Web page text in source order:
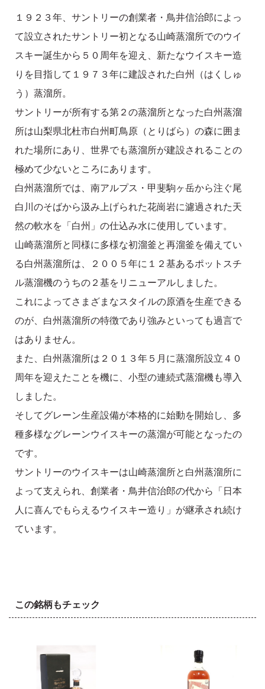
１９２３年、サントリーの創業者・鳥井信治郎によっ
て設立されたサントリー初となる山崎蒸溜所でのウイ
スキー誕生から５０周年を迎え、新たなウイスキー造
りを目指して１９７３年に建設された白州（はくしゅ
う）蒸溜所。
サントリーが所有する第２の蒸溜所となった白州蒸溜
所は山梨県北杜市白州町鳥原（とりばら）の森に囲ま
れた場所にあり、世界でも蒸溜所が建設されることの
極めて少ないところにあります。
白州蒸溜所では、南アルプス・甲斐駒ヶ岳から注ぐ尾
白川のそばから汲み上げられた花崗岩に濾過された天
然の軟水を「白州」の仕込み水に使用しています。
山崎蒸溜所と同様に多様な初溜釜と再溜釜を備えてい
る白州蒸溜所は、２００５年に１２基あるポットスチ
ル蒸溜機のうちの２基をリニューアルしました。
これによってさまざまなスタイルの原酒を生産できる
のが、白州蒸溜所の特徴であり強みといっても過言で
はありません。
また、白州蒸溜所は２０１３年５月に蒸溜所設立４０
周年を迎えたことを機に、小型の連続式蒸溜機も導入
しました。
そしてグレーン生産設備が本格的に始動を開始し、多
種多様なグレーンウイスキーの蒸溜が可能となったの
です。
サントリーのウイスキーは山崎蒸溜所と白州蒸溜所に
よって支えられ、創業者・鳥井信治郎の代から「日本
人に喜んでもらえるウイスキー造り」が継承され続け
ています。
この銘柄もチェック